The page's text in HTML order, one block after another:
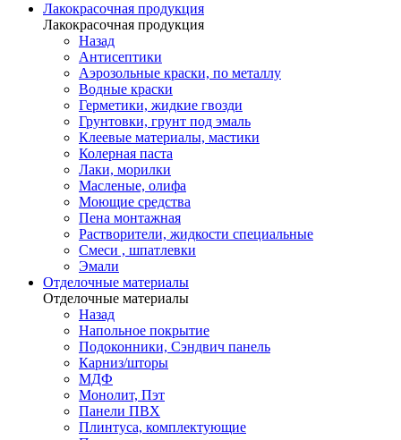
Лакокрасочная продукция
Лакокрасочная продукция
Назад
Антисептики
Аэрозольные краски, по металлу
Водные краски
Герметики, жидкие гвозди
Грунтовки, грунт под эмаль
Клеевые материалы, мастики
Колерная паста
Лаки, морилки
Масленые, олифа
Моющие средства
Пена монтажная
Растворители, жидкости специальные
Смеси , шпатлевки
Эмали
Отделочные материалы
Отделочные материалы
Назад
Напольное покрытие
Подоконники, Сэндвич панель
Карниз/шторы
МДФ
Монолит, Пэт
Панели ПВХ
Плинтуса, комплектующие